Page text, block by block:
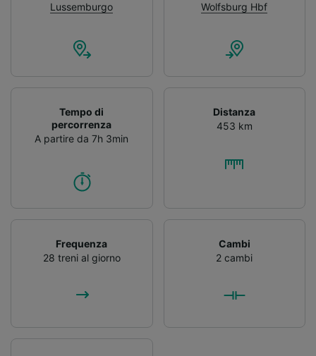
Lussemburgo
Wolfsburg Hbf
Tempo di
percorrenza
A partire da 7h 3min
Distanza
453 km
Frequenza
28 treni al giorno
Cambi
2 cambi